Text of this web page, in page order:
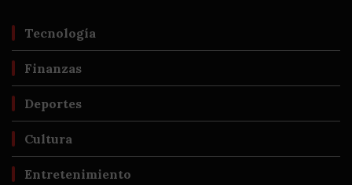
Tecnología
Finanzas
Deportes
Cultura
Entretenimiento